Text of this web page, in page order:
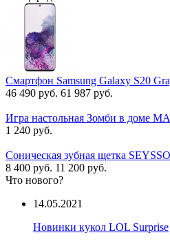
Смартфон Samsung Galaxy S20
46 490 руб. 61 987 руб.
Игра настольная Зомби в доме
1 240 руб.
Соническая зубная щетка SEYSSO
8 400 руб. 11 200 руб.
Что нового?
14.05.2021
Новинки кукол LOL Surprise